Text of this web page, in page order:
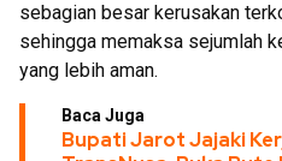
sebagian besar kerusakan
sehingga memaksa sejumlah
yang lebih aman.
Baca Juga
Bupati Jarot Jajaki